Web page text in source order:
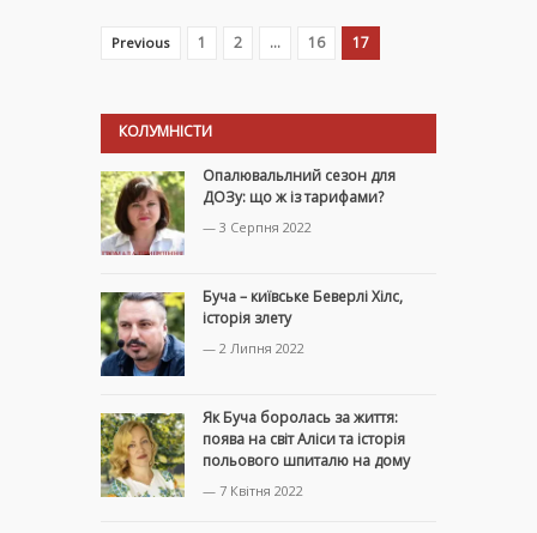
Previous 1 2 … 16 17
КОЛУМНІСТИ
Опалювальлний сезон для
ДОЗу: що ж із тарифами?
— 3 Серпня 2022
Буча – київське Беверлі Хілс,
історія злету
— 2 Липня 2022
Як Буча боролась за життя:
поява на світ Аліси та історія
польового шпиталю на дому
— 7 Квітня 2022